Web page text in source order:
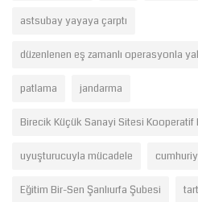
astsubay yayaya çarptı
düzenlenen eş zamanlı operasyonla
patlama jandarma
Birecik Küçük Sanayi Sitesi Kooperatif
uyuşturucuyla mücadele
Eğitim Bir-Sen Şanlıurfa Şubesi